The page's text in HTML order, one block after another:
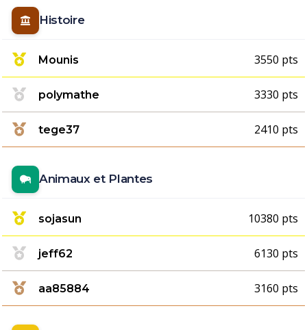
Histoire
Mounis 3550 pts
polymathe 3330 pts
tege37 2410 pts
Animaux et Plantes
sojasun 10380 pts
jeff62 6130 pts
aa85884 3160 pts